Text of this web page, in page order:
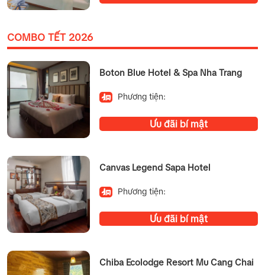
COMBO TẾT 2026
Boton Blue Hotel & Spa Nha Trang
Phương tiện:
Ưu đãi bí mật
Canvas Legend Sapa Hotel
Phương tiện:
Ưu đãi bí mật
Chiba Ecolodge Resort Mu Cang Chai